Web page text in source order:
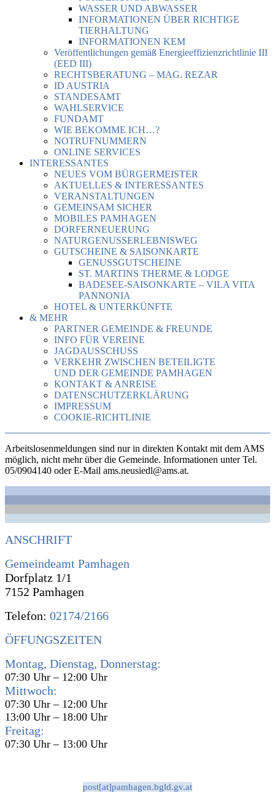
WASSER UND ABWASSER
INFORMATIONEN ÜBER RICHTIGE
TIERHALTUNG
INFORMATIONEN KEM
Veröffentlichungen gemäß Energieeffizienzrichtlinie III
(EED III)
RECHTSBERATUNG – MAG. REZAR
ID AUSTRIA
STANDESAMT
WAHLSERVICE
FUNDAMT
WIE BEKOMME ICH…?
NOTRUFNUMMERN
ONLINE SERVICES
INTERESSANTES
NEUES VOM BÜRGERMEISTER
AKTUELLES & INTERESSANTES
VERANSTALTUNGEN
GEMEINSAM SICHER
MOBILES PAMHAGEN
DORFERNEUERUNG
NATURGENUSSERLEBNISWEG
GUTSCHEINE & SAISONKARTE
GENUSSGUTSCHEINE
ST. MARTINS THERME & LODGE
BADESEE-SAISONKARTE – VILA VITA
PANNONIA
HOTEL & UNTERKÜNFTE
& MEHR
PARTNER GEMEINDE & FREUNDE
INFO FÜR VEREINE
JAGDAUSSCHUSS
VERKEHR ZWISCHEN BETEILIGTE
UND DER GEMEINDE PAMHAGEN
KONTAKT & ANREISE
DATENSCHUTZERKLÄRUNG
IMPRESSUM
COOKIE-RICHTLINIE
Arbeitslosenmeldungen sind nur in direkten Kontakt mit dem AMS
möglich, nicht mehr über die Gemeinde. Informationen unter Tel.
05/0904140 oder E-Mail ams.neusiedl@ams.at.
ANSCHRIFT
Gemeindeamt Pamhagen
Dorfplatz 1/1
7152 Pamhagen
Telefon: 02174/2166
ÖFFUNGSZEITEN
Montag, Dienstag, Donnerstag:
07:30 Uhr – 12:00 Uhr
Mittwoch:
07:30 Uhr – 12:00 Uhr
13:00 Uhr – 18:00 Uhr
Freitag:
07:30 Uhr – 13:00 Uhr
post[at]pamhagen.bgld.gv.at